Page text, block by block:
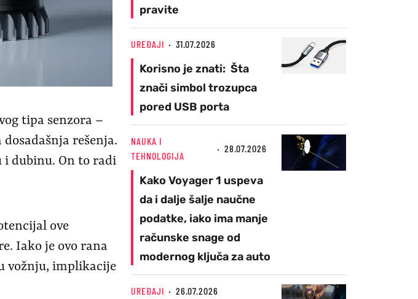
tipa senzora –
rešenja.
i dubinu. On to radi
ove
Iako je ovo rana
vožnju, implikacije
pravite
UREĐAJI 31.07.2026
Korisno je znati: Šta
znači simbol trozupca
pored USB porta
NAUKA I
TEHNOLOGIJA
28.07.2026
Kako Voyager 1 uspeva
da i dalje šalje naučne
podatke, iako ima manje
računske snage od
modernog ključa za auto
UREĐAJI 26.07.2026